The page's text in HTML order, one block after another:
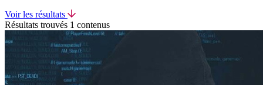
Voir les résultats
Résultats trouvés 1 contenus